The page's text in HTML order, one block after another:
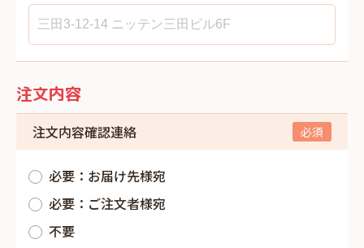
注文内容
注文内容確認連絡
必要：お届け先様宛
必要：ご注文者様宛
不要